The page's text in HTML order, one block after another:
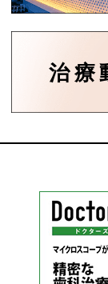
治療